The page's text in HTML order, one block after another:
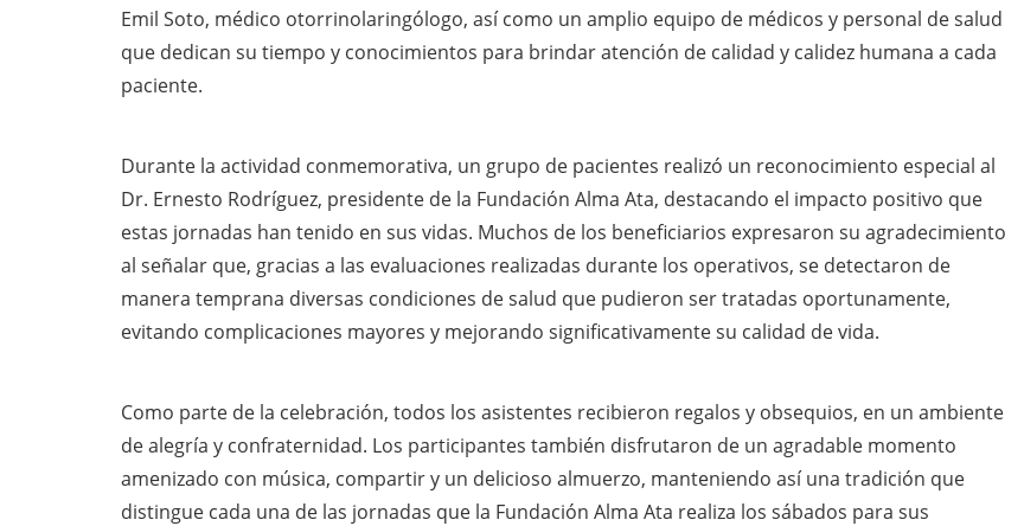
Emil Soto, médico otorrinolaringólogo, así como un amplio equipo de médicos y personal de salud
que dedican su tiempo y conocimientos para brindar atención de calidad y calidez humana a cada
paciente.
Durante la actividad conmemorativa, un grupo de pacientes realizó un reconocimiento especial al
Dr. Ernesto Rodríguez, presidente de la Fundación Alma Ata, destacando el impacto positivo que
estas jornadas han tenido en sus vidas. Muchos de los beneficiarios expresaron su agradecimiento
al señalar que, gracias a las evaluaciones realizadas durante los operativos, se detectaron de
manera temprana diversas condiciones de salud que pudieron ser tratadas oportunamente,
evitando complicaciones mayores y mejorando significativamente su calidad de vida.
Como parte de la celebración, todos los asistentes recibieron regalos y obsequios, en un ambiente
de alegría y confraternidad. Los participantes también disfrutaron de un agradable momento
amenizado con música, compartir y un delicioso almuerzo, manteniendo así una tradición que
distingue cada una de las jornadas que la Fundación Alma Ata realiza los sábados para sus